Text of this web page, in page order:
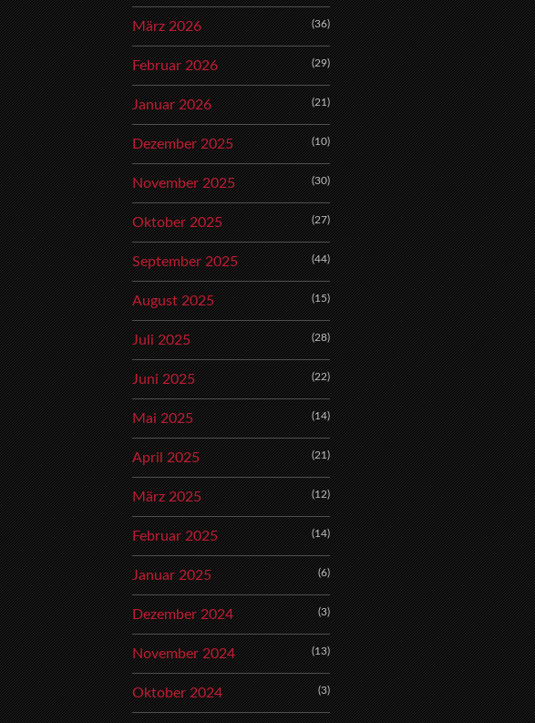
März 2026 (36)
Februar 2026 (29)
Januar 2026 (21)
Dezember 2025 (10)
November 2025 (30)
Oktober 2025 (27)
September 2025 (44)
August 2025 (15)
Juli 2025 (28)
Juni 2025 (22)
Mai 2025 (14)
April 2025 (21)
März 2025 (12)
Februar 2025 (14)
Januar 2025 (6)
Dezember 2024 (3)
November 2024 (13)
Oktober 2024 (3)